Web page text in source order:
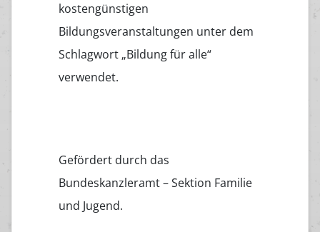
kostengünstigen
Bildungsveranstaltungen unter dem
Schlagwort „Bildung für alle“
verwendet.
Gefördert durch das
Bundeskanzleramt – Sektion Familie
und Jugend.